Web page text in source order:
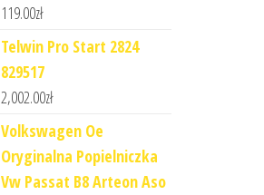
119.00zł
Telwin Pro Start 2824
829517
2,002.00zł
Volkswagen Oe
Oryginalna Popielniczka
Vw Passat B8 Arteon Aso